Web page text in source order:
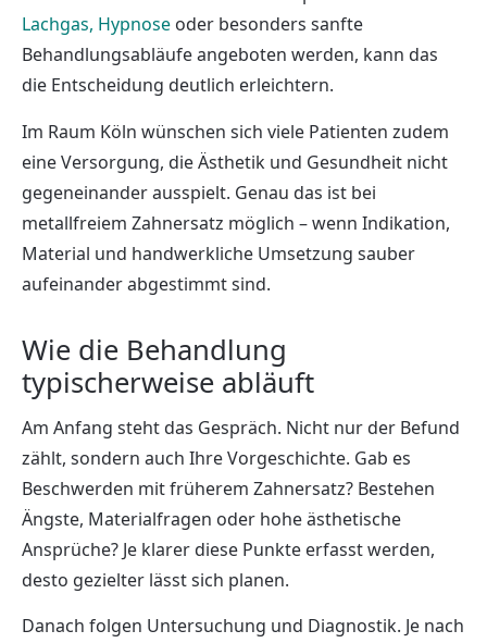
Lachgas, Hypnose oder besonders sanfte
Behandlungsabläufe angeboten werden, kann das
die Entscheidung deutlich erleichtern.
Im Raum Köln wünschen sich viele Patienten zudem
eine Versorgung, die Ästhetik und Gesundheit nicht
gegeneinander ausspielt. Genau das ist bei
metallfreiem Zahnersatz möglich – wenn Indikation,
Material und handwerkliche Umsetzung sauber
aufeinander abgestimmt sind.
Wie die Behandlung
typischerweise abläuft
Am Anfang steht das Gespräch. Nicht nur der Befund
zählt, sondern auch Ihre Vorgeschichte. Gab es
Beschwerden mit früherem Zahnersatz? Bestehen
Ängste, Materialfragen oder hohe ästhetische
Ansprüche? Je klarer diese Punkte erfasst werden,
desto gezielter lässt sich planen.
Danach folgen Untersuchung und Diagnostik. Je nach